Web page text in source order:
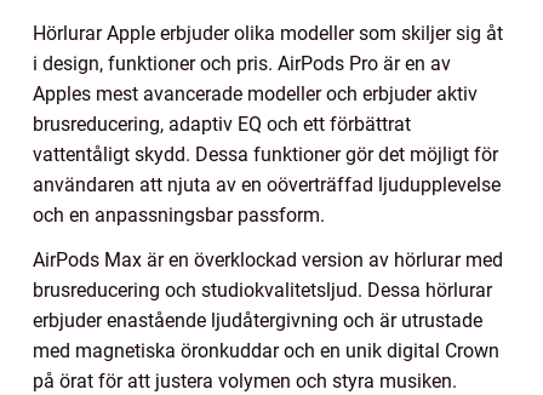
Hörlurar Apple erbjuder olika modeller som skiljer sig åt
i design, funktioner och pris. AirPods Pro är en av
Apples mest avancerade modeller och erbjuder aktiv
brusreducering, adaptiv EQ och ett förbättrat
vattentåligt skydd. Dessa funktioner gör det möjligt för
användaren att njuta av en oöverträffad ljudupplevelse
och en anpassningsbar passform.
AirPods Max är en överklockad version av hörlurar med
brusreducering och studiokvalitetsljud. Dessa hörlurar
erbjuder enastående ljudåtergivning och är utrustade
med magnetiska öronkuddar och en unik digital Crown
på örat för att justera volymen och styra musiken.